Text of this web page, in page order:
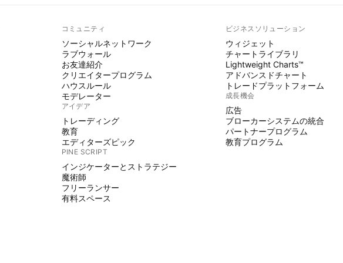
コミュニティ
ソーシャルネットワーク
ラブウォール
お友達紹介
クリエイタープログラム
ハウスルール
モデレーター
アイデア
トレーディング
教育
エディターズピック
PINE SCRIPT
インジケーターとストラテジー
魔術師
フリーランサー
有料スペース
ビジネスソリューション
ウィジェット
チャートライブラリ
Lightweight Charts™
アドバンスドチャート
トレードプラットフォーム
成長機会
広告
ブローカーシステムの統合
パートナープログラム
教育プログラム